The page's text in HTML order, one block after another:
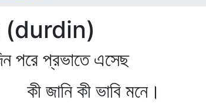
(durdin)
পরে প্রভাতে এসেছ
জানি কী ভাবি মনে।